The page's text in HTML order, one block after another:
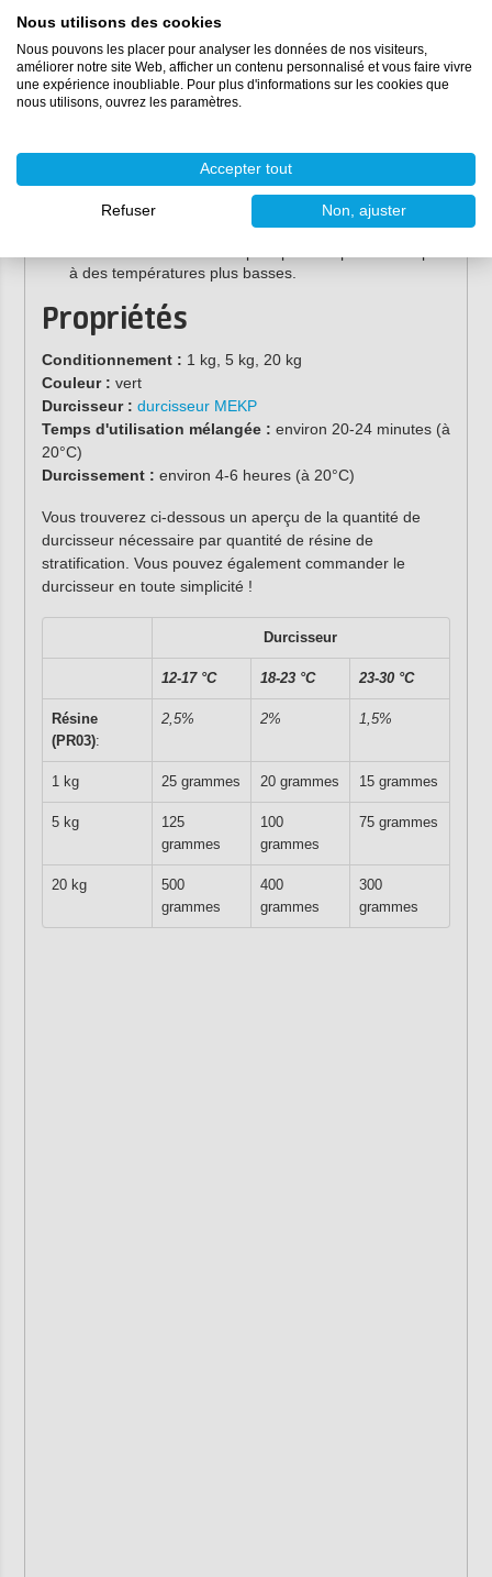
Préparation :assurez-vous que la surface est propre,
sèche et dépoussiérée.
Mélange :mélangez la résine avec la quantité
produit).
Application :utilisez unrouleauou unpinceaupour
appliquer la résine selon les besoins.
laissez la résine durcir pendant 4 à 6
à des températures plus basses.
Propriétés
Conditionnement : 1 kg, 5 kg, 20 kg
Couleur : vert
Durcisseur : durcisseur MEKP
Temps d'utilisation mélangée : environ 20-24 minutes (à
20°C)
Durcissement : environ 4-6 heures (à 20°C)
Vous trouverez ci-dessous un aperçu de la quantité de
durcisseur nécessaire par quantité de résine de
stratification. Vous pouvez également commander le
durcisseur en toute simplicité !
Durcisseur
12-17 °C 18-23 °C 23-30 °C
Résine
(PR03):
2,5% 2% 1,5%
1 kg 25 grammes 20 grammes 15 grammes
5 kg
125
grammes
100
grammes
75 grammes
20 kg
500
grammes
400
grammes
300
grammes
Nous utilisons des cookies
Nous pouvons les placer pour analyser les données de nos visiteurs,
améliorer notre site Web, afficher un contenu personnalisé et vous faire vivre
une expérience inoubliable. Pour plus d'informations sur les cookies que
nous utilisons, ouvrez les paramètres.
Accepter tout
Refuser Non, ajuster